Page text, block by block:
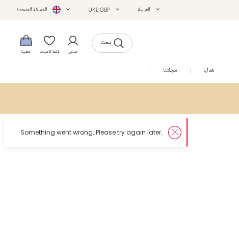
العربية UK£ GBP المملكة المتحدة
بحث
حسابي قائمة الأمنيات الحقيبة
هدايا مجلتنا